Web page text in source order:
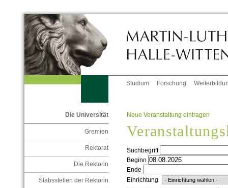
Studium Forschung
Die Universität
Gremien
Rektorat
Die Rektorin
Stabsstellen der Rektorin
Neue Veranstaltung eintragen
Suchbegriff
Beginn
Ende
Einrichtung